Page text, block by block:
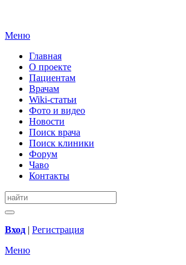
Меню
Главная
О проекте
Пациентам
Врачам
Wiki-статьи
Фото и видео
Новости
Поиск врача
Поиск клиники
Форум
Чаво
Контакты
Вход | Регистрация
Меню